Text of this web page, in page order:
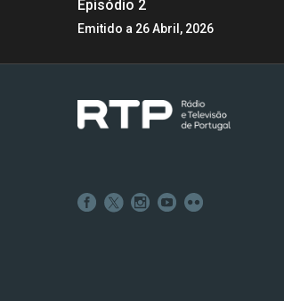
Episódio 2
Emitido a 26 Abril, 2026